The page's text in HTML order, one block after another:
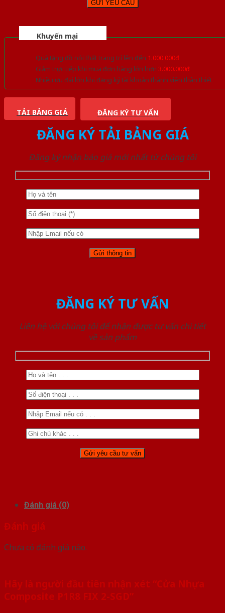
Khuyến mại
Quà tặng đồ nội thất trang trí lên đến 1.000.000đ
Giảm trực tiếp khi mua đơn hàng lớn hơn 3.000.000đ
Nhiều ưu đãi lớn khi đăng ký tài khoản thành viên thân thiết
TẢI BẢNG GIÁ ĐĂNG KÝ TƯ VẤN
ĐĂNG KÝ TẢI BẢNG GIÁ
Đăng ký nhận báo giá mới nhất từ chúng tôi
ĐĂNG KÝ TƯ VẤN
Liên hệ với chúng tôi để nhận được tư vấn chi tiết
về sản phẩm
Đánh giá (0)
Đánh giá
Chưa có đánh giá nào.
Hãy là người đầu tiên nhận xét “Cửa Nhựa
Composite P1R8 FIX 2-SGD”